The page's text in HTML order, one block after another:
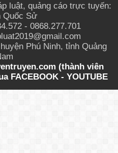
luật, quảng cáo trực tuyến:
Quốc Sử
- 0868.277.701
Phú Ninh, tỉnh Quảng
(thành viên
FACEBOOK- YOUTUBE